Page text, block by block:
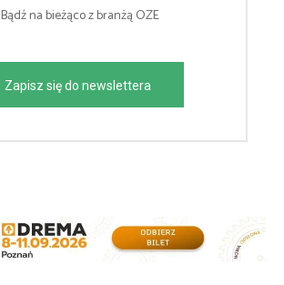
Bądź na bieżąco z branżą OZE
Zapisz się do newslettera